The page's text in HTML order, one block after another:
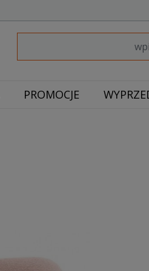
PROMOCJE